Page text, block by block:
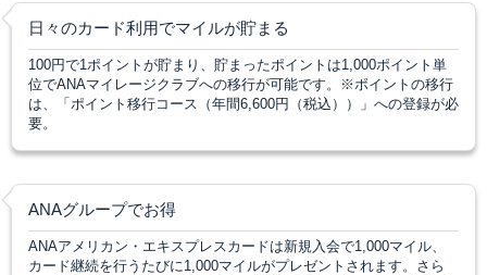
日々のカード利用でマイルが貯まる
100円で1ポイントが貯まり、貯まったポイントは1,000ポイント単
位でANAマイレージクラブへの移行が可能です。※ポイントの移行
は、「ポイント移行コース（年間6,600円（税込））」への登録が必
要。
ANAグループでお得
ANAアメリカン・エキスプレスカードは新規入会で1,000マイル、
カード継続を行うたびに1,000マイルがプレゼントされます。さら